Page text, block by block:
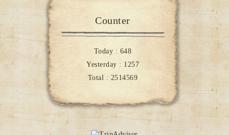
Counter
Today : 648
Yesterday : 1257
Total : 2514569